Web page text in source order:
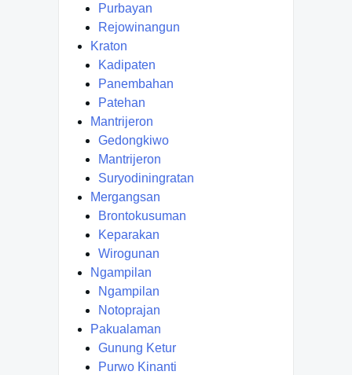
Purbayan
Rejowinangun
Kraton
Kadipaten
Panembahan
Patehan
Mantrijeron
Gedongkiwo
Mantrijeron
Suryodiningratan
Mergangsan
Brontokusuman
Keparakan
Wirogunan
Ngampilan
Ngampilan
Notoprajan
Pakualaman
Gunung Ketur
Purwo Kinanti